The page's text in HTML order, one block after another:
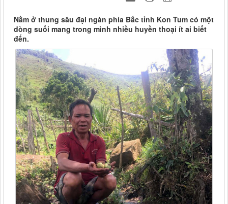
Nằm ở thung sâu đại ngàn phía Bắc tỉnh Kon Tum có một
dòng suối mang trong mình nhiều huyền thoại ít ai biết
đến.